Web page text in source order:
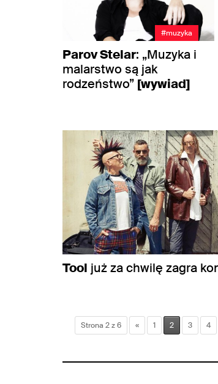
#muzyka
Parov Stelar: „Muzyka i
malarstwo są jak
rodzeństwo” [wywiad]
Tool już za chwilę zagra
Strona 2 z 6 « 1 2 3 4